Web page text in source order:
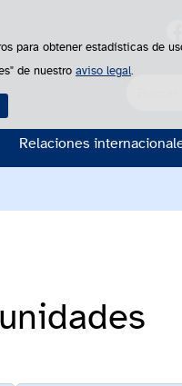
para obtener estadísticas de
de nuestro aviso legal
Buscador
Relaciones